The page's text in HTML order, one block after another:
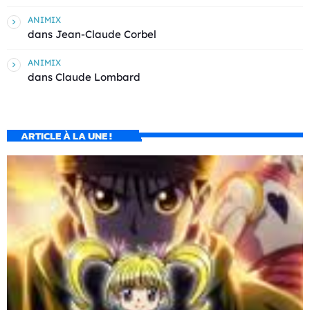
ANIMIX
dans Jean-Claude Corbel
ANIMIX
dans Claude Lombard
ARTICLE À LA UNE !